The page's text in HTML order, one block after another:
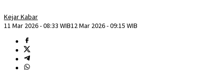
Kejar Kabar
11 Mar 2026 - 08:33 WIB12 Mar 2026 - 09:15 WIB